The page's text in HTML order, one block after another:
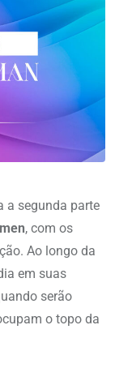
a segunda parte
, com os
Ao longo da
em suas
serão
o topo da